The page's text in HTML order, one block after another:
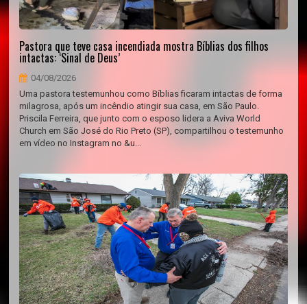
Pastora que teve casa incendiada mostra Bíblias dos filhos
intactas: ‘Sinal de Deus’
04/08/2026
Uma pastora testemunhou como Bíblias ficaram intactas de forma
milagrosa, após um incêndio atingir sua casa, em São Paulo.
Priscila Ferreira, que junto com o esposo lidera a Aviva World
Church em São José do Rio Preto (SP), compartilhou o testemunho
em vídeo no Instagram no &u...